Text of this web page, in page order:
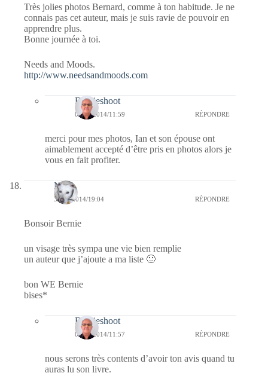
Très jolies photos Bernard, comme à ton habitude. Je ne
connais pas cet auteur, mais je suis ravie de pouvoir en
apprendre plus.
Bonne journée à toi.
Needs and Moods.
http://www.needsandmoods.com
Bernieshoot
01/11/2014/11:59 RÉPONDRE
merci pour mes photos, Ian et son épouse ont
aimablement accepté d’être pris en photos alors je
vous en fait profiter.
Nays
31/10/2014/19:04 RÉPONDRE
Bonsoir Bernie
un visage très sympa une vie bien remplie
un auteur que j’ajoute a ma liste 🙂
bon WE Bernie
bises*
Bernieshoot
01/11/2014/11:57 RÉPONDRE
nous serons très contents d’avoir ton avis quand tu
auras lu son livre.